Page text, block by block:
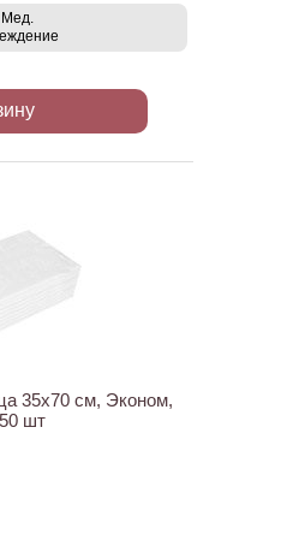
Мед.
35х70 см, Эконом,
шт